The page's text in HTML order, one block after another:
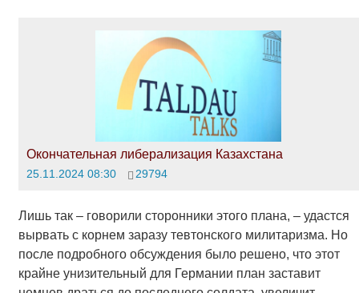
Окончательная либерализация Казахстана
25.11.2024 08:30 29794
Лишь так – говорили сторонники этого плана, – удастся
вырвать с корнем заразу тевтонского милитаризма. Но
после подробного обсуждения было решено, что этот
крайне унизительный для Германии план заставит